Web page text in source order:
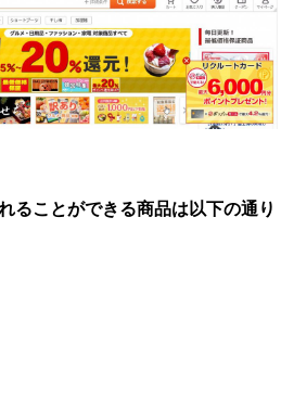
ることができる商品は以下の通り